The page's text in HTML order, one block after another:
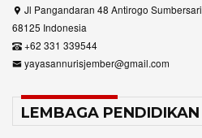
Jl Pangandaran 48 Antirogo
68125 Indonesia
+62 331 339544
yayasannurisjember@gmail.com
LEMBAGA PENDIDIKAN